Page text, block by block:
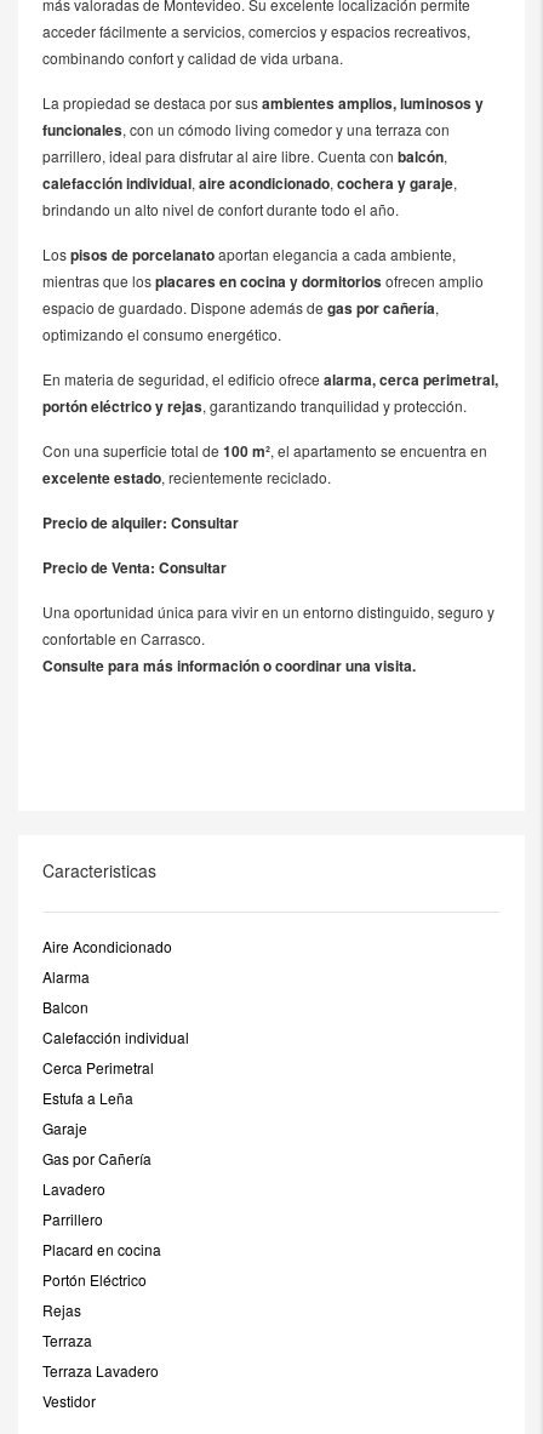
más valoradas de Montevideo. Su excelente localización permite
acceder fácilmente a servicios, comercios y espacios recreativos,
combinando confort y calidad de vida urbana.
La propiedad se destaca por susambientes amplios, luminosos y
funcionales, con un cómodo living comedor y una terraza con
parrillero, ideal para disfrutar al aire libre. Cuenta con balcón,
calefacción individual, aire acondicionado, cochera y garaje,
brindando un alto nivel de confort durante todo el año.
Lospisos de porcelanatoaportan elegancia a cada ambiente,
mientras que losplacares en cocina y dormitoriosofrecen amplio
espacio de guardado. Dispone además de gas por cañería,
optimizando el consumo energético.
En materia de seguridad, el edificio ofrece alarma, cerca perimetral,
portón eléctrico y rejas, garantizando tranquilidad y protección.
Con una superficie total de 100 m², el apartamento se encuentra en
excelente estado, recientemente reciclado.
Precio de alquiler: Consultar
Precio de Venta: Consultar
Una oportunidad única para vivir en un entorno distinguido, seguro y
confortable en Carrasco.
Consulte para más información o coordinar una visita.
Caracteristicas
Aire Acondicionado
Alarma
Balcon
Calefacción individual
Cerca Perimetral
Estufa a Leña
Garaje
Gas por Cañería
Lavadero
Parrillero
Placard en cocina
Portón Eléctrico
Rejas
Terraza
Terraza Lavadero
Vestidor